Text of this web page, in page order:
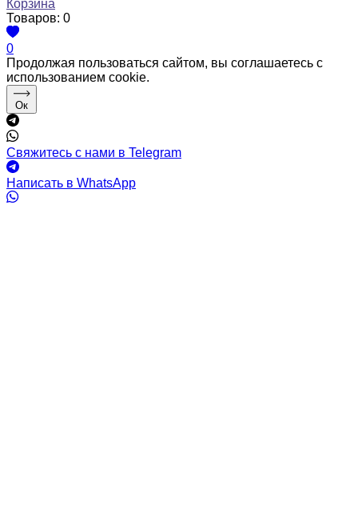
Корзина
Товаров: 0
0
Продолжая пользоваться сайтом, вы соглашаетесь с
использованием cookie.
Ок
Свяжитесь с нами в Telegram
Написать в WhatsApp